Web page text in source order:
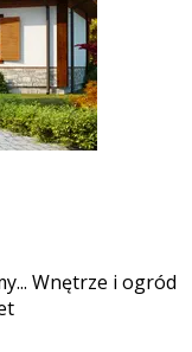
Wnętrze i ogród